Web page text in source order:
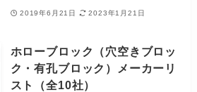
2019年6月21日 2023年1月21日
ホローブロック（穴空きブロッ
ク・有孔ブロック）メーカーリ
スト（全10社）